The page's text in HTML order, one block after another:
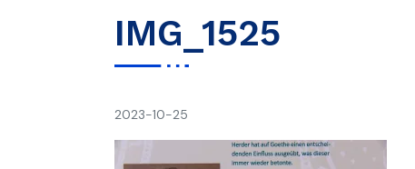
IMG_1525
2023-10-25